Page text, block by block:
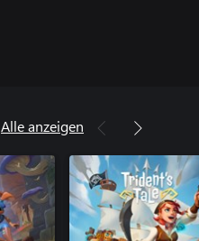
Alle anzeigen